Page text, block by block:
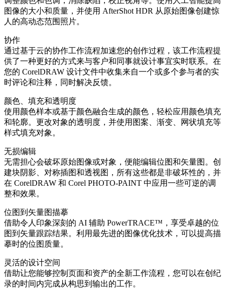
图像的大小和质量，并使用 AfterShot HDR 从原始图像创建惊
人的高动态范围照片。
协作
通过基于云的协作工作流程加速您的创作过程，该工作流程提
供了一种更好的方式来与客户和同事就设计事宜实时联系。在
您的 CorelDRAW 设计文件中收集来自一个或多个参与者的实
时评论和注释，同时解决反馈。
颜色、填充和透明度
使用颜色样本或基于颜色融合生成的颜色，轻松应用颜色填充
和轮廓。更改对象的透明度，并使用图案、渐变、网状填充等
样式填充对象。
无损编辑
无需担心会破坏原始图像或对象，便能编辑位图和矢量图。创
建块阴影、对称插图和透视图，所有这些都是非破坏性的，并
在 CorelDRAW 和 Corel PHOTO-PAINT 中应用一些可逆的调
整和效果。
位图到矢量图描摹
借助令人印象深刻的 AI 辅助 PowerTRACE™，享受卓越的位
图到矢量跟踪结果。利用最先进的图像优化技术，可以提高描
摹时的位图质量。
灵活的设计空间
借助让您能够控制页面和资产的全新工作流程，您可以在创纪
录的时间内完成从构思到输出的工作。